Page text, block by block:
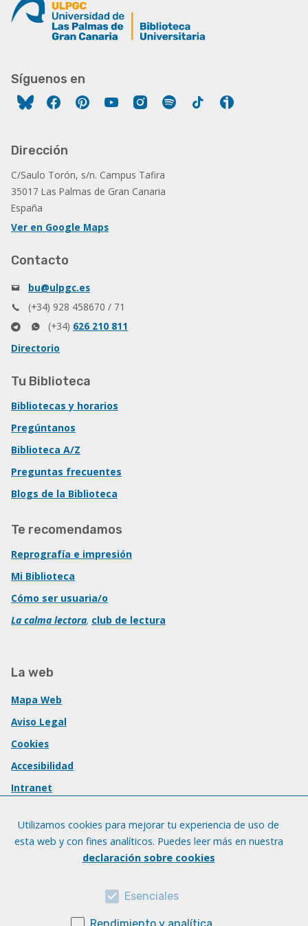
Síguenos en
FacebookPinterestYouTubeInstagram
Spotify Tiktok
Dirección
C/Saulo Torón, s/n. Campus Tafira
35017 Las Palmas de Gran Canaria
España
Ver en Google Maps
Contacto
bu@ulpgc.es
(+34) 928 458670 / 71
(+34) 626 210 811
Directorio
Tu Biblioteca
Bibliotecas y horarios
Pregúntanos
Biblioteca A/Z
Preguntas frecuentes
Blogs de la Biblioteca
Te recomendamos
Reprografía e impresión
Mi Biblioteca
Cómo ser usuaria/o
La calma lectora, club de lectura
La web
Mapa Web
Aviso Legal
Cookies
Accesibilidad
Intranet
Utilizamos cookies para mejorar tu experiencia de uso de
esta web y con fines analíticos. Puedes leer más en nuestra
declaración sobre cookies
Esenciales